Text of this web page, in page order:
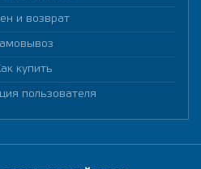
и возврат
купить
пользователя